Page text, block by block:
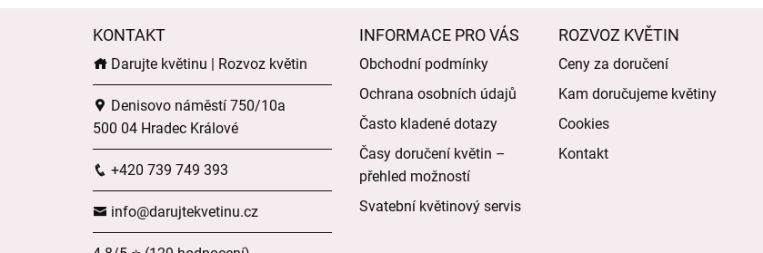
KONTAKT
Darujte květinu | Rozvoz květin
Denisovo náměstí 750/10a
500 04 Hradec Králové
+420 739 749 393
info@darujtekvetinu.cz
INFORMACE PRO VÁS
Obchodní podmínky
Ochrana osobních údajů
Často kladené dotazy
Časy doručení květin –
přehled možností
Svatební květinový servis
ROZVOZ KVĚTIN
Ceny za doručení
Kam doručujeme květiny
Cookies
Kontakt